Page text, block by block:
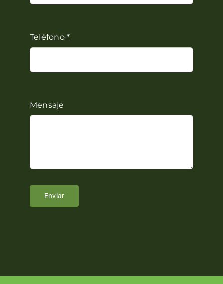
Teléfono*
Mensaje
Enviar